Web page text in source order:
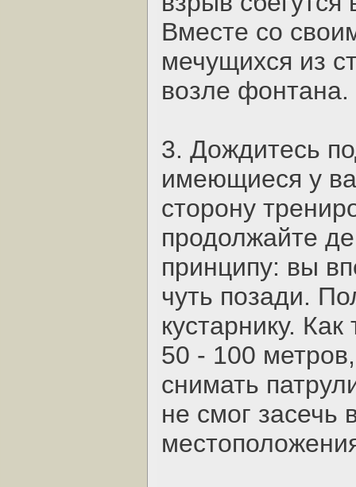
Вместе со
мечущихся из
возле фонтана.
3. Дождитесь
имеющиеся у
сторону
продолжайте
принципу: вы
чуть позади.
кустарнику.
50 - 100
снимать
не смог засечь